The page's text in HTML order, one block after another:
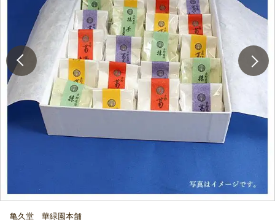
亀久堂 華緑園本舗